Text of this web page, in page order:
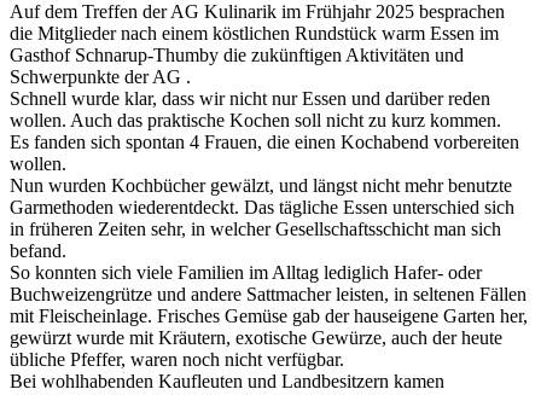
Auf dem Treffen der AG Kulinarik im Frühjahr 2025 besprachen
die Mitglieder nach einem köstlichen Rundstück warm Essen im
Gasthof Schnarup-Thumby die zukünftigen Aktivitäten und
Schwerpunkte der AG .
Schnell wurde klar, dass wir nicht nur Essen und darüber reden
wollen. Auch das praktische Kochen soll nicht zu kurz kommen.
Es fanden sich spontan 4 Frauen, die einen Kochabend vorbereiten
wollen.
Nun wurden Kochbücher gewälzt, und längst nicht mehr benutzte
Garmethoden wiederentdeckt. Das tägliche Essen unterschied sich
in früheren Zeiten sehr, in welcher Gesellschaftsschicht man sich
befand.
So konnten sich viele Familien im Alltag lediglich Hafer- oder
Buchweizengrütze und andere Sattmacher leisten, in seltenen Fällen
mit Fleischeinlage. Frisches Gemüse gab der hauseigene Garten her,
gewürzt wurde mit Kräutern, exotische Gewürze, auch der heute
übliche Pfeffer, waren noch nicht verfügbar.
Bei wohlhabenden Kaufleuten und Landbesitzern kamen